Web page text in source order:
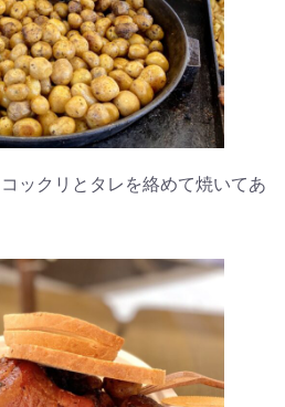
ックリとタレを絡めて焼いてあ